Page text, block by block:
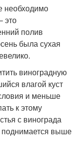
необходимо
это
полив
была сухая
виноградную
влагой куст
и меньше
к этому
с винограда
поднимается выше